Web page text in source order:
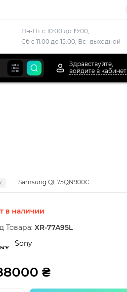
Пн-Пт с 10:00 до 19:00,
Сб с 11:00 до 15:00, Вс- выходной
Здравствуйте,
войдите в кабинет
Samsung QE75QN900C
в наличии
Товара: XR-77A95L
Sony
₴